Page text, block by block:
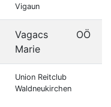
Vigaun
Vagacs
Marie
OÖ
Union Reitclub
Waldneukirchen